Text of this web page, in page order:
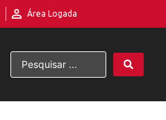
Área Logada